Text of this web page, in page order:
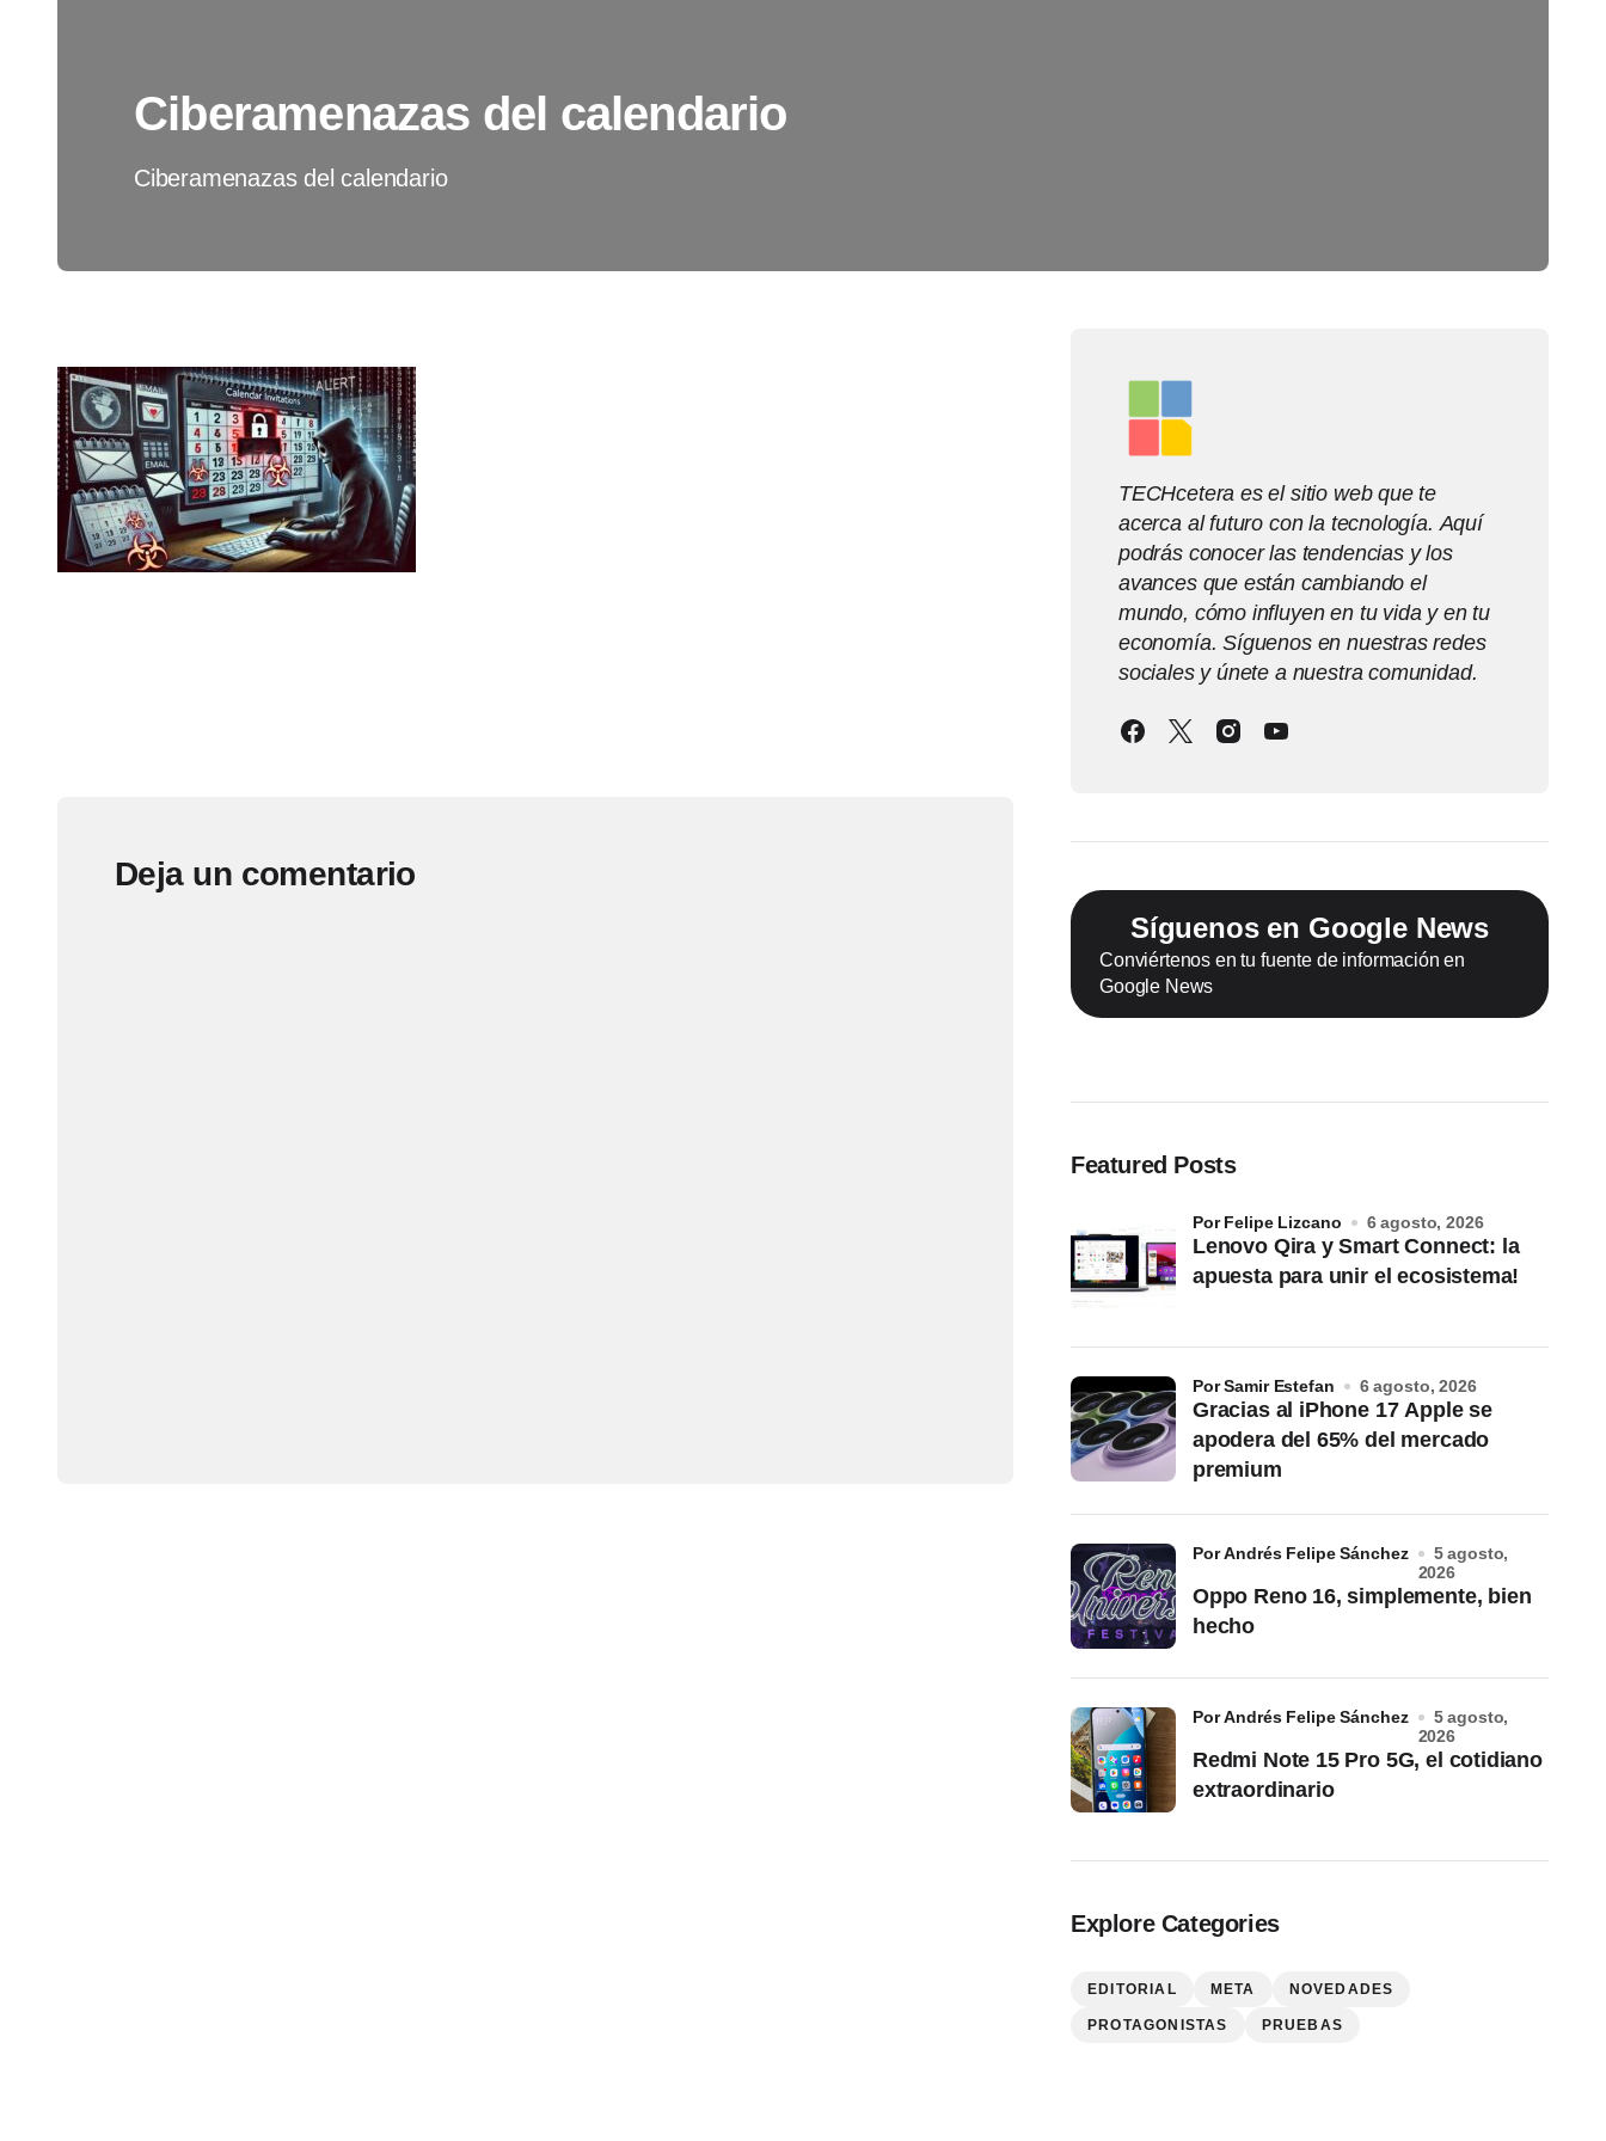
Ciberamenazas del calendario
Ciberamenazas del calendario
Deja un comentario
TECHcetera es el sitio web que te
acerca al futuro con la tecnología. Aquí
podrás conocer las tendencias y los
avances que están cambiando el
mundo, cómo influyen en tu vida y en tu
economía. Síguenos en nuestras redes
sociales y únete a nuestra comunidad.
Síguenos en Google News
Conviértenos en tu fuente de información en
Google News
Featured Posts
Lenovo Qira y Smart Connect: la
apuesta para unir el ecosistema!
por Felipe Lizcano 6 agosto, 2026
Gracias al iPhone 17 Apple se
apodera del 65% del mercado
premium
por Samir Estefan 6 agosto, 2026
Oppo Reno 16, simplemente, bien
hecho
por Andrés Felipe Sánchez
5 agosto,
2026
Redmi Note 15 Pro 5G, el cotidiano
extraordinario
por Andrés Felipe Sánchez
5 agosto,
2026
Explore Categories
EDITORIAL META NOVEDADES
PROTAGONISTAS PRUEBAS